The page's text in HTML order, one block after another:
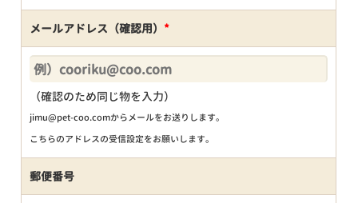
メールアドレス（確認用） *
（確認のため同じ物を入力）
jimu@pet-coo.comからメールをお送りします。
こちらのアドレスの受信設定をお願いします。
郵便番号